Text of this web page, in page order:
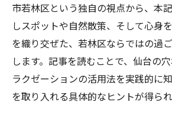
市若林区という独自の視点から、本
しスポットや自然散策、そして心身
を織り交ぜた、若林区ならではの過
します。記事を読むことで、仙台の
ラクゼーションの活用法を実践的に
を取り入れる具体的なヒントが得られ